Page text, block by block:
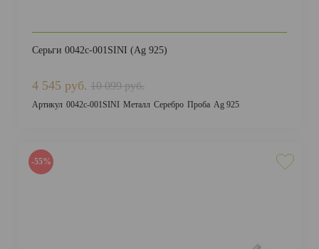
Серьги 0042с-001SINI (Ag 925)
4 545 руб. 10 099 руб.
Артикул 0042с-001SINI Металл Серебро Проба Ag 925
-55%